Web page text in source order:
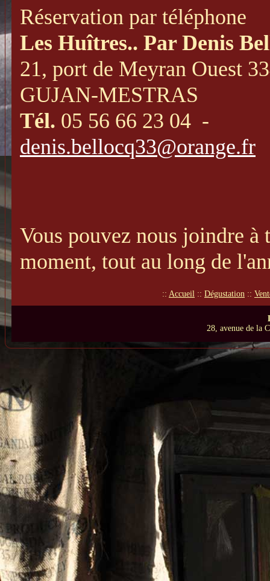
Réservation par téléphone
Les Huîtres.. Par Denis
21, port de Meyran Ouest
GUJAN-MESTRAS
Tél. 05 56 66 23 04 -
denis.bellocq33@orange.fr
Vous pouvez nous joindre à
moment, tout au long de
:: Accueil :: Dégustation ::
28, avenue de la